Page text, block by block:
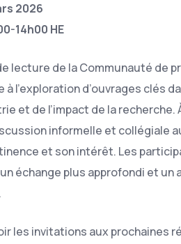
2026
14h00 HE
lecture de la Communauté de
à l’exploration d’ouvrages clés
et de l’impact de la
informelle et collégiale
et son intérêt. Les
échange plus approfondi et
les invitations aux prochaines